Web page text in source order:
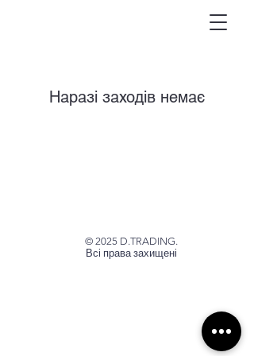
Наразі заходів немає
© 2025 D.TRADING.
Всі права захищені